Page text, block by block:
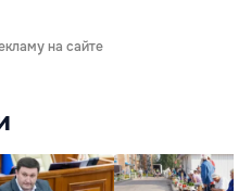
на сайте